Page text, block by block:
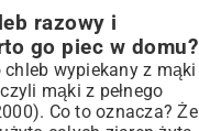
Jak osiągnąć idealną
Razowego: Odkryj
Dynia, słonecznik,
razowy i
go piec w domu?
chleb wypiekany z mąki
mąki z pełnego
Co to oznacza? Że